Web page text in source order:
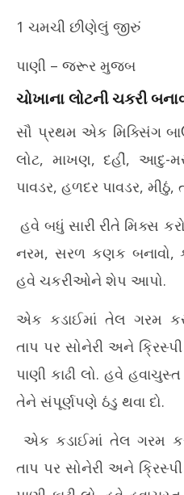
1 ચમચી છીણેલું જીરું
પાણી – જરૂર મુજબ
ચોખાના લોટની ચકરી
સૌ પ્રથમ એક મિક્સિંગ
લોટ, માખણ, દહીં, આદુ-
પાવડર, હળદર પાવડર,
હવે બધું સારી રીતે મિક્સ
નરમ, સરળ કણક બનાવો,
હવે ચકરીઓને શેપ આપો.
એક કડાઈમાં તેલ ગરમ
તાપ પર સોનેરી અને
પાણી કાઢી લો. હવે
તેને સંપૂર્ણપણે ઠંડુ થવા દો.
એક કડાઈમાં તેલ ગરમ
તાપ પર સોનેરી અને